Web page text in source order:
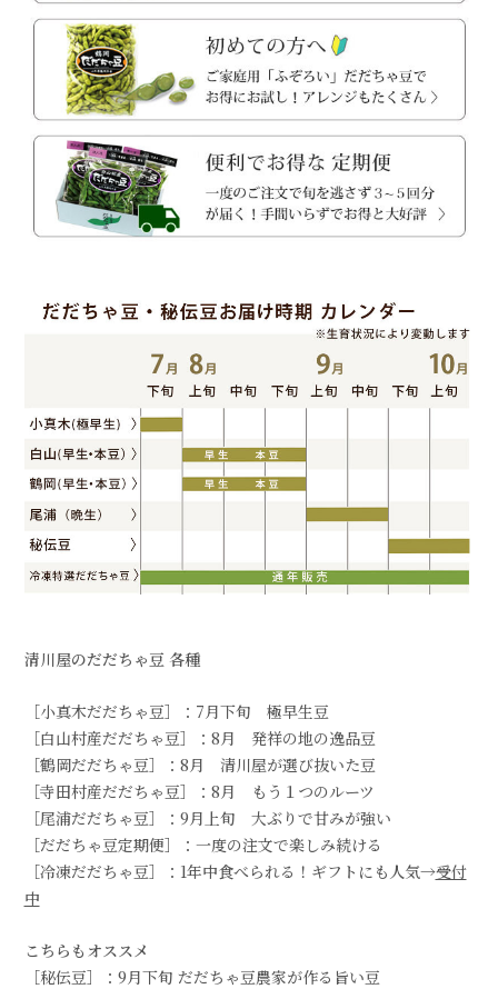
清川屋のだだちゃ豆 各種
［小真木だだちゃ豆］：7月下旬 極早生豆
［白山村産だだちゃ豆］：8月 発祥の地の逸品豆
［鶴岡だだちゃ豆］：8月 清川屋が選び抜いた豆
［寺田村産だだちゃ豆］：8月 もう１つのルーツ
［尾浦だだちゃ豆］：9月上旬 大ぶりで甘みが強い
［だだちゃ豆定期便］：一度の注文で楽しみ続ける
［冷凍だだちゃ豆］：1年中食べられる！ギフトにも人気→受付
中
こちらもオススメ
［秘伝豆］：9月下旬 だだちゃ豆農家が作る旨い豆